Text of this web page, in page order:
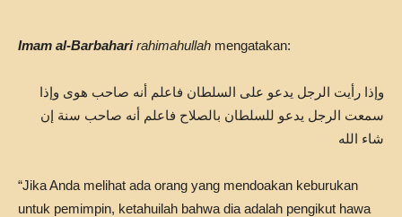
Imam al-Barbahari rahimahullah mengatakan:
وإذا رأيت الرجل يدعو على السلطان فاعلم أنه صاحب هوى وإذا
سمعت الرجل يدعو للسلطان بالصلاح فاعلم أنه صاحب سنة إن
شاء الله
“Jika Anda melihat ada orang yang mendoakan keburukan
untuk pemimpin, ketahuilah bahwa dia adalah pengikut hawa